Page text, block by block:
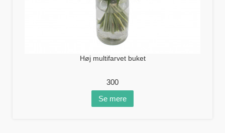
Høj multifarvet buket
300
Se mere